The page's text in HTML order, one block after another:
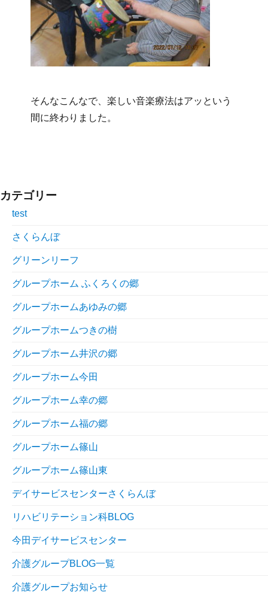
そんなこんなで、楽しい音楽療法はアッという
間に終わりました。
カテゴリー
test
さくらんぼ
グリーンリーフ
グループホーム ふくろくの郷
グループホームあゆみの郷
グループホームつきの樹
グループホーム井沢の郷
グループホーム今田
グループホーム幸の郷
グループホーム福の郷
グループホーム篠山
グループホーム篠山東
デイサービスセンターさくらんぼ
リハビリテーション科BLOG
今田デイサービスセンター
介護グループBLOG一覧
介護グループお知らせ